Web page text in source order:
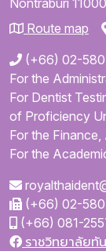
Nontraburi 11000
Route map
(+66) 02-
For the
For Dentist
of Proficiency
For the
For the
(+66) 02-
(+66) 081-
ราชวิทยาลัยทั